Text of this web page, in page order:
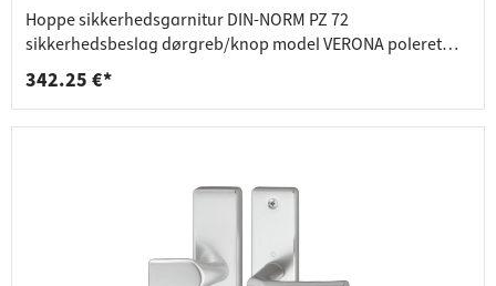
Hoppe sikkerhedsgarnitur DIN-NORM PZ 72
sikkerhedsbeslag dørgreb/knop model VERONA poleret
messing
342.25 €*